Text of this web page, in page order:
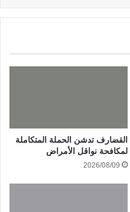
القضارف تدشن الحملة المتكاملة
لمكافحة نواقل الأمراض
2026/08/09